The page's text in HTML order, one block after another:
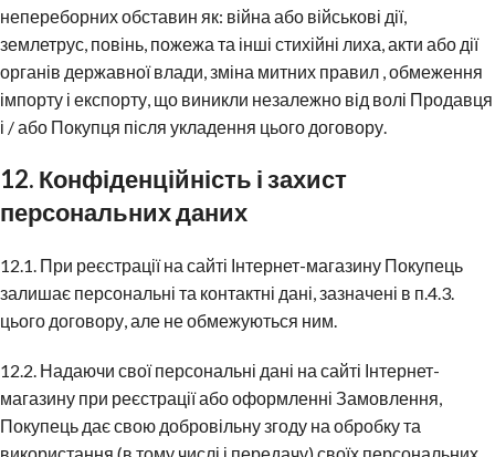
непереборних обставин як: війна або військові дії,
землетрус, повінь, пожежа та інші стихійні лиха, акти або дії
органів державної влади, зміна митних правил , обмеження
імпорту і експорту, що виникли незалежно від волі Продавця
і / або Покупця після укладення цього договору.
12. Конфіденційність і захист
персональних даних
12.1. При реєстрації на сайті Інтернет-магазину Покупець
залишає персональні та контактні дані, зазначені в п.4.3.
цього договору, але не обмежуються ним.
12.2. Надаючи свої персональні дані на сайті Інтернет-
магазину при реєстрації або оформленні Замовлення,
Покупець дає свою добровільну згоду на обробку та